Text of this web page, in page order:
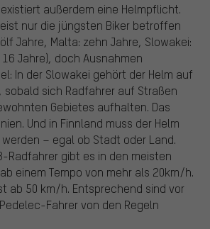
außerdem eine Helmpflicht.
nur die jüngsten Biker betroffen
Jahre, Malta: zehn Jahre, Slowakei:
Jahre), doch Ausnahmen
In der Slowakei gehört der Helm auf
sobald sich Radfahrer auf Straßen
Gebietes aufhalten. Das
Und in Finnland muss der Helm
– egal ob Stadt oder Land.
Radfahrer gibt es in den meisten
einem Tempo von mehr als 20km/h.
ab 50 km/h. Entsprechend sind vor
Fahrer von den Regeln